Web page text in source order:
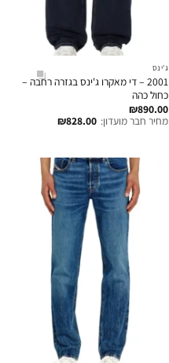
ג'ינס
2001 – די מאקרו ג'ינס בגזרה רחבה –
כחול כהה
₪890.00
מחיר חבר מועדון: ₪828.00